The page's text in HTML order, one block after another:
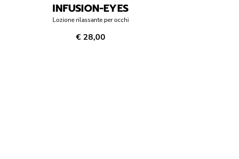
INFUSION-EYES
Lozione rilassante per occhi
€ 28,00